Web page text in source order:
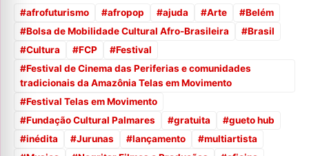
#afrofuturismo #afropop #ajuda #Arte #Belém
#Bolsa de Mobilidade Cultural Afro-Brasileira #Brasil
#Cultura #FCP #Festival
#Festival de Cinema das Periferias e comunidades
tradicionais da Amazônia Telas em Movimento
#Festival Telas em Movimento
#Fundação Cultural Palmares #gratuita #gueto hub
#inédita #Jurunas #lançamento #multiartista